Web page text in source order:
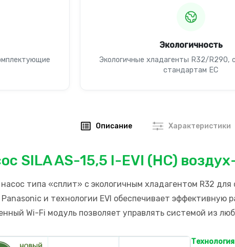
Экологичность
Экологичные хладагенты R32/R290,
стандартам ЕС
Описание Характеристики
SILA AS-15,5 I-EVI (HC)
типа «сплит» с экологичным хладагентом R32
и технологии EVI обеспечивает эффективную
Wi-Fi модуль позволяет управлять системой из